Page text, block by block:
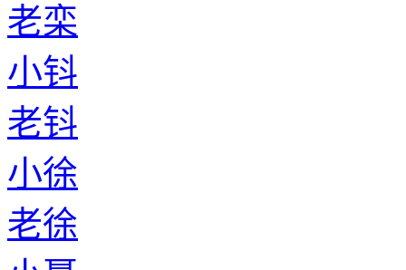
老栾
小钭
老钭
小徐
老徐